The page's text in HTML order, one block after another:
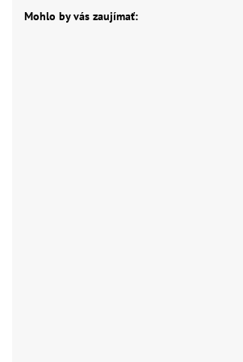
Mohlo by vás zaujímať: